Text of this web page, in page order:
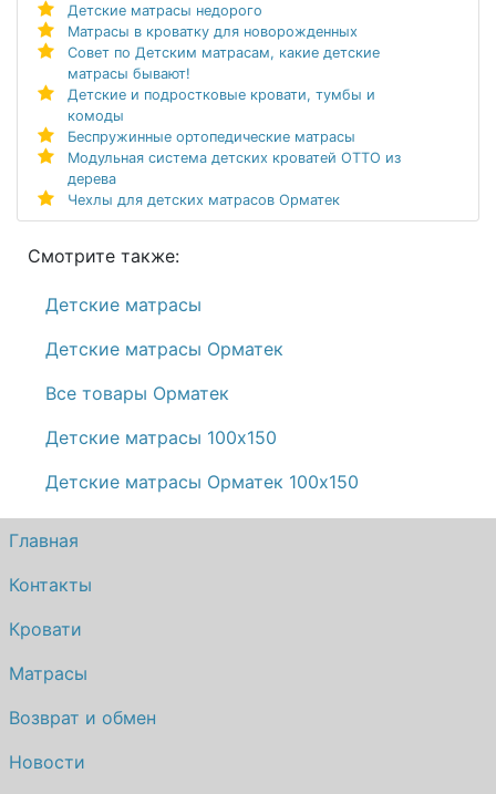
Детские матрасы недорого
Матрасы в кроватку для новорожденных
Совет по Детским матрасам, какие детские
матрасы бывают!
Детские и подростковые кровати, тумбы и
комоды
Беспружинные ортопедические матрасы
Модульная система детских кроватей ОТТО из
дерева
Чехлы для детских матрасов Орматек
Смотрите также:
Детские матрасы
Детские матрасы Орматек
Все товары Орматек
Детские матрасы 100х150
Детские матрасы Орматек 100х150
Главная
Контакты
Кровати
Матрасы
Возврат и обмен
Новости